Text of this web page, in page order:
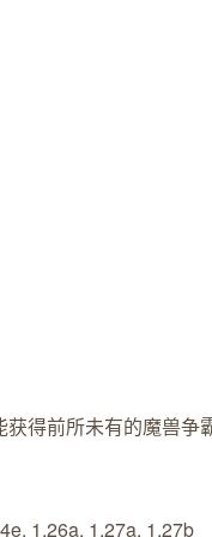
得前所未有的魔兽
1.26a, 1.27a, 1.27b